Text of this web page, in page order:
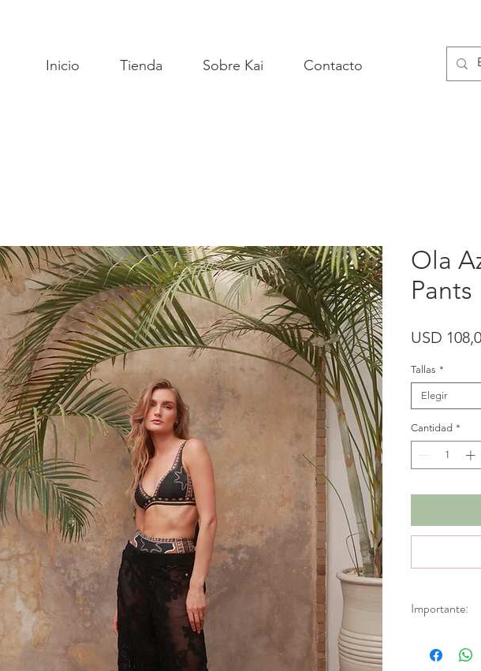
Inicio Tienda Sobre Kai Contacto
Ola
Pants
USD
Tallas *
Elegir
Cantidad *
Importante:
Aplica